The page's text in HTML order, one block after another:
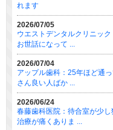
れます
2026/07/05
ウエストデンタルクリニッ
お世話になって ...
2026/07/04
アップル歯科：25年ほど通
さん良い人ばか ...
2026/06/24
春藤歯科医院：待合室が少し
治療が痛くありま ...